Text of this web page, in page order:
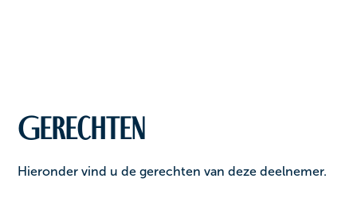
Gerechten
Hieronder vind u de gerechten van deze deelnemer.